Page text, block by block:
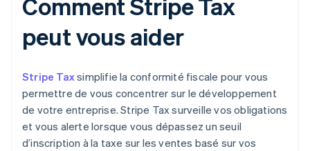
Comment Stripe Tax
peut vous aider
Stripe Taxsimplifie la conformité fiscale pour vous
permettre de vous concentrer sur le développement
de votre entreprise. Stripe Tax surveille vos obligations
et vous alerte lorsque vous dépassez un seuil
d’inscription à la taxe sur les ventes basé sur vos